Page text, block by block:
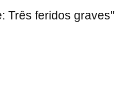
Três feridos graves"